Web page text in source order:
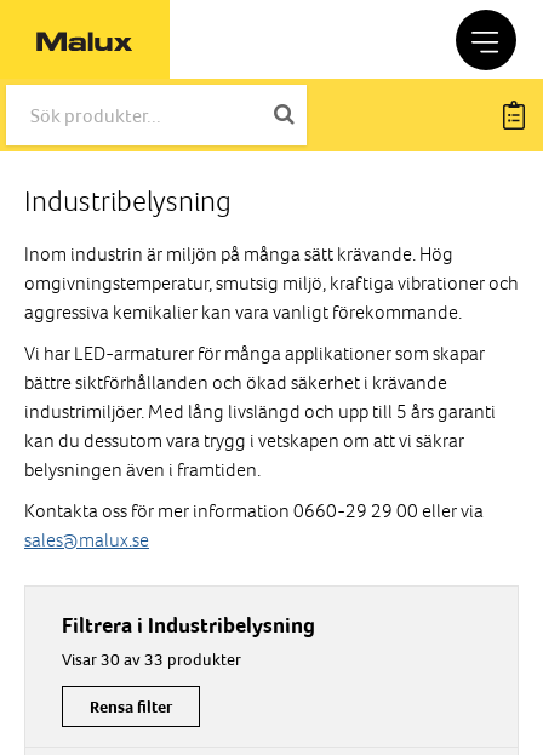
Industribelysning
Inom industrin är miljön på många sätt krävande. Hög
omgivningstemperatur, smutsig miljö, kraftiga vibrationer och
aggressiva kemikalier kan vara vanligt förekommande.
Vi har LED-armaturer för många applikationer som skapar
bättre siktförhållanden och ökad säkerhet i krävande
industrimiljöer. Med lång livslängd och upp till 5 års garanti
kan du dessutom vara trygg i vetskapen om att vi säkrar
belysningen även i framtiden.
Kontakta oss för mer information 0660-29 29 00 eller via
sales@malux.se
Filtrera i Industribelysning
Visar 30 av 33 produkter
Rensa filter